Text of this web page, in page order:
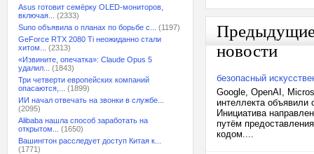
Asus готовит семёрку OLED-мониторов,
включая...
(2333)
Suno объявила о планах по борьбе с...
(1197)
GeForce RTX 2080 Ti неожиданно стали
хитом...
(2313)
«Извините, опечатка»: Claude Opus 5
удалил...
(1843)
Три четверти европейских компаний
опасаются,...
(1899)
ИИ начал отвечать на звонки в службе...
(2095)
Alibaba нашла способ заработать на
открытом...
(1650)
Вашингтон расследует доступ Китая к...
(1771)
новости
безопасный
Google, OpenAI,
интеллекта объявили
Инициатива
путём
кодом....